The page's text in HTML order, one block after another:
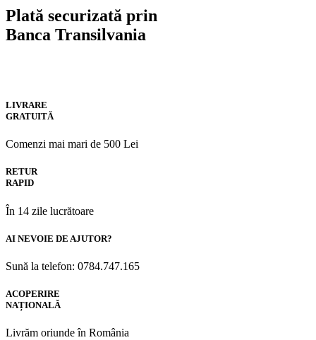
Plată securizată prin
Banca Transilvania
LIVRARE
GRATUITĂ
Comenzi mai mari de 500 Lei
RETUR
RAPID
În 14 zile lucrătoare
AI NEVOIE DE AJUTOR?
Sună la telefon: 0784.747.165
ACOPERIRE
NAȚIONALĂ
Livrăm oriunde în România